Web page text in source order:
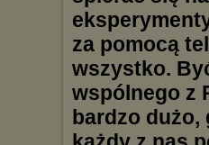
za pomocą
wszystko.
wspólnego z
bardzo dużo,